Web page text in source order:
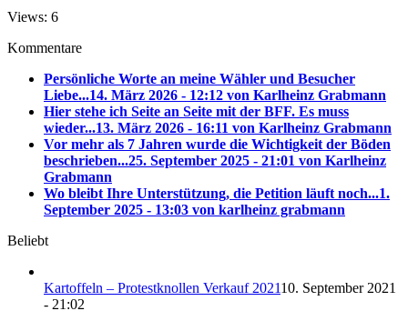
Views: 6
Kommentare
Persönliche Worte an meine Wähler und Besucher
Liebe...14. März 2026 - 12:12 von Karlheinz Grabmann
Hier stehe ich Seite an Seite mit der BFF. Es muss
wieder...13. März 2026 - 16:11 von Karlheinz Grabmann
Vor mehr als 7 Jahren wurde die Wichtigkeit der Böden
beschrieben...25. September 2025 - 21:01 von Karlheinz
Grabmann
Wo bleibt Ihre Unterstützung, die Petition läuft noch...1.
September 2025 - 13:03 von karlheinz grabmann
Beliebt
Kartoffeln – Protestknollen Verkauf 202110. September 2021
- 21:02